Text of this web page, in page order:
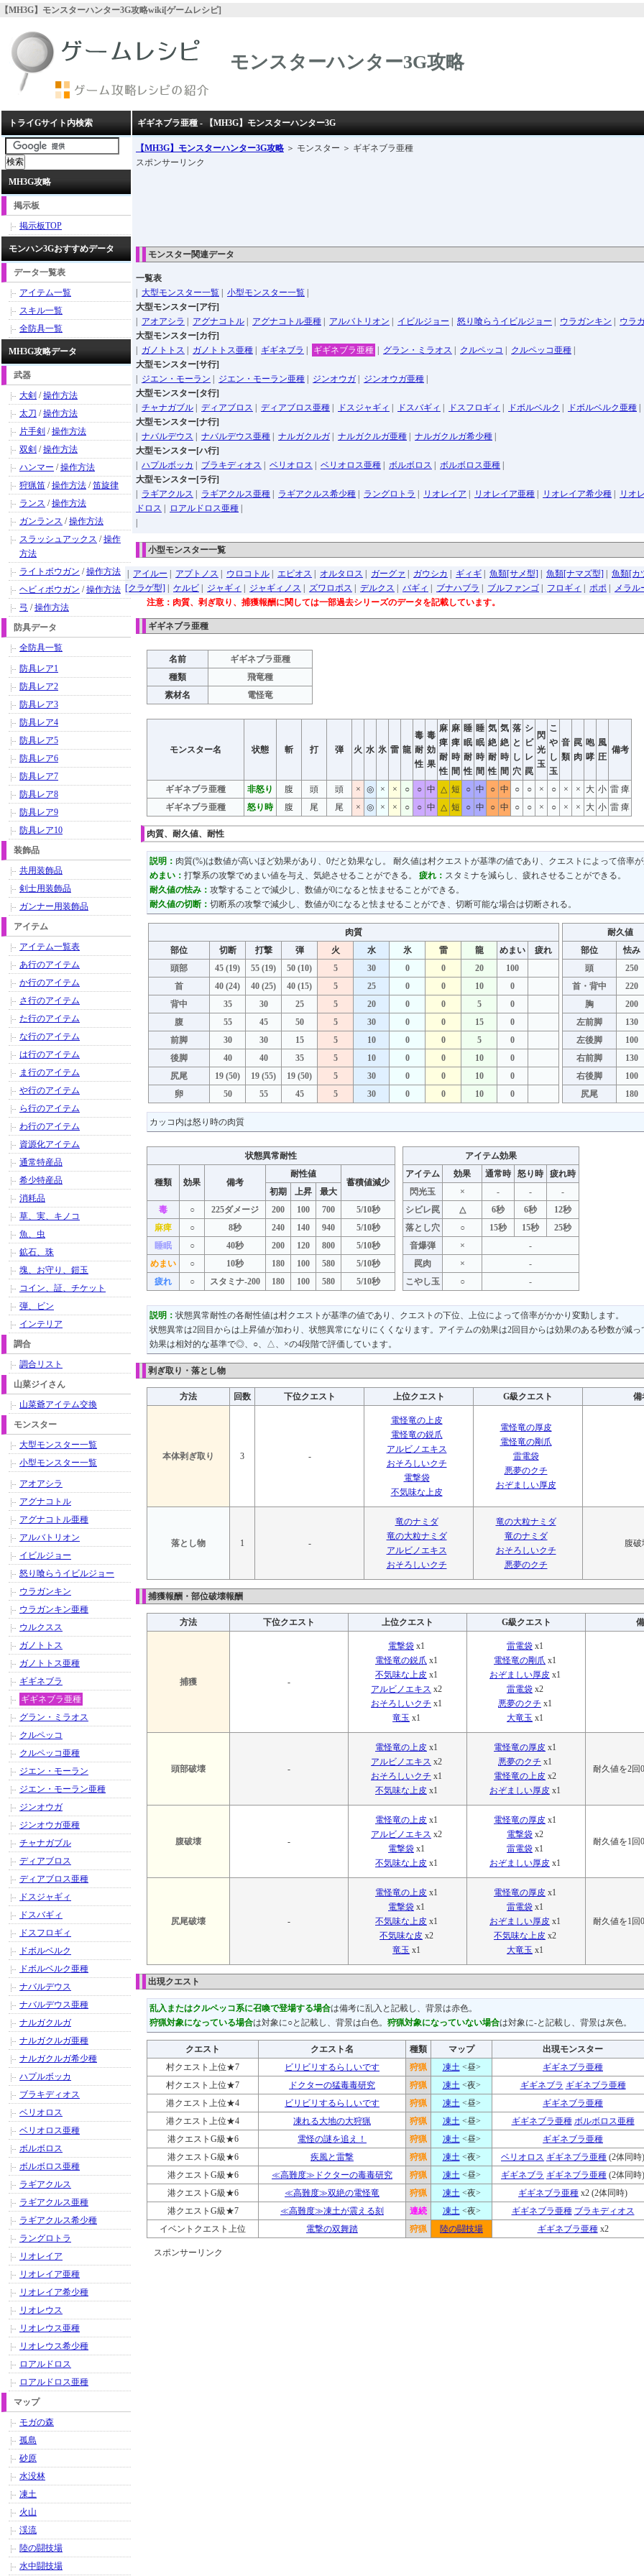
【MH3G】モンスターハンター3G攻略wiki[ゲームレシピ]
モンスターハンター3G攻略
ギギネブラ亜種 - 【MH3G】モンスターハンター3G
【MH3G】モンスターハンター3G攻略 ＞ モンスター ＞ ギギネブラ亜種
スポンサーリンク
モンスター関連データ
一覧表
大型モンスター一覧 小型モンスター一覧
大型モンスター[ア行]
アオアシラ アグナコトル アグナコトル亜種 アルバトリオン イビルジョー 怒り喰らうイビルジョー ウラガンキン ウラ
大型モンスター[カ行]
ガノトトス ガノトトス亜種 ギギネブラ ギギネブラ亜種 グラン・ミラオス クルペッコ クルペッコ亜種
大型モンスター[サ行]
ジエン・モーラン ジエン・モーラン亜種 ジンオウガ ジンオウガ亜種
大型モンスター[タ行]
チャナガブル ディアブロス ディアブロス亜種 ドスジャギィ ドスバギィ ドスフロギィ ドボルベルク ドボルベルク亜種
大型モンスター[ナ行]
ナバルデウス ナバルデウス亜種 ナルガクルガ ナルガクルガ亜種 ナルガクルガ希少種
大型モンスター[ハ行]
ハプルボッカ ブラキディオス ベリオロス ベリオロス亜種 ボルボロス ボルボロス亜種
大型モンスター[ラ行]
ラギアクルス ラギアクルス亜種 ラギアクルス希少種 ラングロトラ リオレイア リオレイア亜種 リオレイア希少種 リオ
ドロス
ロアルドロス亜種
小型モンスター一覧
アイルー アプトノス ウロコトル エピオス オルタロス ガーグァ ガウシカ ギィギ 魚類[サメ型] 魚類[ナマズ型] 魚類[カ
[クラゲ型]
ケルビ ジャギィ ジャギィノス ズワロポス デルクス バギィ ブナハブラ ブルファンゴ フロギィ ポポ メラル
注意：肉質、剥ぎ取り、捕獲報酬に関しては一部過去シリーズのデータを記載しています。
ギギネブラ亜種
名前
ギギネブラ亜種
種類
飛竜種
素材名
電怪竜
モンスター名 状態 斬 打 弾 火 水 氷 雷 龍
毒
耐
性
毒
効
果
麻
痺
耐
性
麻
痺
時
間
睡
眠
耐
性
睡
眠
時
間
気
絶
耐
性
気
絶
時
間
落
と
し
穴
シ
ビ
レ
罠
閃
光
玉
こ
や
し
玉
音
類
罠
肉
咆
哮
風
圧
備考
ギギネブラ亜種 非怒り 腹 頭 頭 × ◎ × × ○ ○ 中 △ 短 ○ 中 ○ 中 ○ ○ × ○ × × 大 小 雷 痺
ギギネブラ亜種
怒り時 腹 尾 尾 × ◎ × × ○ ○ 中 △ 短 ○ 中 ○ 中 ○ ○ × ○ × × 大 小 雷 痺
肉質、耐久値、耐性
説明： 肉質(%)は数値が高いほど効果があり、0だと効果なし。 耐久値は村クエストが基準の値であり、クエストによって倍率
めまい： 打撃系の攻撃でめまい値を与え、気絶させることができる。 疲れ： スタミナを減らし、疲れさせることができる。
耐久値の怯み： 攻撃することで減少し、数値が0になると怯ませることができる。
耐久値の切断： 切断系の攻撃で減少し、数値が0になると怯ませることができ、切断可能な場合は切断される。
肉質
部位
切断 打撃 弾 火 水 氷 雷 龍 めまい
疲れ
頭部
45 (19) 55 (19) 50 (10) 5 30 0 0 20
100
首
40 (24) 40 (25) 40 (15) 5 25 0 0 10
0
背中
35 30 25 5 20 0 0 5
0
腹
55 45 50 5 30 0 0 15
0
前脚
30 30 15 5 10 0 0 5
0
後脚
40 40 35 5 10 0 0 10
0
尻尾
19 (50) 19 (55) 19 (50) 5 30 0 0 10
0
卵
50 55 45 5 30 0 0 10 0
耐久値
部位
怯み
頭
250
首・背中
220
胸
200
左前脚
130
左後脚
100
右前脚
130
右後脚
100
尻尾
180
カッコ内は怒り時の肉質
状態異常耐性
種類 効果 備考
耐性値
蓄積値減少
初期
上昇
最大
毒
○ 225ダメージ 200 100 700
5/10秒
麻痺
○ 8秒 240 140 940
5/10秒
睡眠
○ 40秒 200 120 800
5/10秒
めまい
○ 10秒 180 100 580
5/10秒
疲れ
○ スタミナ-200 180 100 580 5/10秒
アイテム効果
アイテム
効果 通常時 怒り時
疲れ時
閃光玉
× - -
-
シビレ罠
△ 6秒 6秒
12秒
落とし穴
○ 15秒 15秒
25秒
音爆弾
×
-
罠肉
×
-
こやし玉
○ -
説明： 状態異常耐性の各耐性値は村クエストが基準の値であり、クエストの下位、上位によって倍率がかかり変動します。
状態異常は2回目からは上昇値が加わり、状態異常になりにくくなります。アイテムの効果は2回目からは効果のある秒数が減っ
効果は相対的な基準で◎、○、△、×の4段階で評価しています。
剥ぎ取り・落とし物
方法 回数 下位クエスト 上位クエスト G級クエスト 備
本体剥ぎ取り 3 -
電怪竜の上皮
電怪竜の鋭爪
アルビノエキス
おそろしいクチ
電撃袋
不気味な上皮
電怪竜の厚皮
電怪竜の剛爪
雷電袋
悪夢のクチ
おぞましい厚皮
落とし物 1 -
竜のナミダ
竜の大粒ナミダ
アルビノエキス
おそろしいクチ
竜の大粒ナミダ
竜のナミダ
おそろしいクチ
悪夢のクチ
腹
捕獲報酬・部位破壊報酬
方法 下位クエスト 上位クエスト G級クエスト
捕獲 -
電撃袋 x1
電怪竜の鋭爪 x1
不気味な上皮 x1
アルビノエキス x2
おそろしいクチ x1
竜玉 x1
雷電袋 x1
電怪竜の剛爪 x1
おぞましい厚皮 x1
雷電袋 x2
悪夢のクチ x1
大竜玉 x1
頭部破壊 -
電怪竜の上皮 x1
アルビノエキス x2
おそろしいクチ x1
不気味な上皮 x1
電怪竜の厚皮 x1
悪夢のクチ x1
電怪竜の上皮 x2
おぞましい厚皮 x1
耐久値を2回
腹破壊 -
電怪竜の上皮 x1
アルビノエキス x2
電撃袋 x1
不気味な上皮 x1
電怪竜の厚皮 x1
電撃袋 x2
雷電袋 x1
おぞましい厚皮 x1
耐久値を1回
尻尾破壊 -
電怪竜の上皮 x1
電撃袋 x1
不気味な上皮 x1
不気味な皮 x2
竜玉 x1
電怪竜の厚皮 x1
雷電袋 x1
おぞましい厚皮 x1
不気味な上皮 x2
大竜玉 x1
耐久値を1回
出現クエスト
乱入またはクルペッコ系に召喚で登場する場合は備考に乱入と記載し、背景は赤色。
狩猟対象になっている場合は対象に○と記載し、背景は白色。 狩猟対象になっていない場合は対象に-と記載し、背景は灰色。
クエスト クエスト名 種類 マップ 出現モンスター
村クエスト上位★7
ビリビリするらしいです 狩猟 凍土<昼> ギギネブラ亜種
村クエスト上位★7
ドクターの猛毒毒研究 狩猟 凍土<夜> ギギネブラ ギギネブラ亜種
港クエスト上位★4
ビリビリするらしいです 狩猟 凍土<昼> ギギネブラ亜種
港クエスト上位★4
凍れる大地の大狩猟 狩猟 凍土<昼> ギギネブラ亜種 ボルボロス亜種
港クエストG級★6
電怪の謎を追え！ 狩猟 凍土<昼> ギギネブラ亜種
港クエストG級★6
疾風と雷撃 狩猟 凍土<夜> ベリオロス ギギネブラ亜種 (2体同時)
港クエストG級★6
≪高難度≫ドクターの毒毒研究 狩猟 凍土<昼> ギギネブラ ギギネブラ亜種 (2体同時)
港クエストG級★6
≪高難度≫双絶の電怪竜 狩猟 凍土<夜> ギギネブラ亜種 x2 (2体同時)
港クエストG級★7
≪高難度≫凍土が震える刻 連続 凍土<夜> ギギネブラ亜種 ブラキディオス
イベントクエスト上位
電撃の双舞踏 狩猟 陸の闘技場 ギギネブラ亜種x2
スポンサーリンク
トライGサイト内検索
MH3G攻略
掲示板
掲示板TOP
モンハン3Gおすすめデータ
データ一覧表
アイテム一覧
スキル一覧
全防具一覧
MH3G攻略データ
武器
大剣 /操作方法
太刀 /操作方法
片手剣 /操作方法
双剣 /操作方法
ハンマー /操作方法
狩猟笛 /操作方法 /笛旋律
ランス /操作方法
ガンランス /操作方法
スラッシュアックス /操作
方法
ライトボウガン /操作方法
ヘビィボウガン /操作方法
弓 /操作方法
防具データ
全防具一覧
防具レア1
防具レア2
防具レア3
防具レア4
防具レア5
防具レア6
防具レア7
防具レア8
防具レア9
防具レア10
装飾品
共用装飾品
剣士用装飾品
ガンナー用装飾品
アイテム
アイテム一覧表
あ行のアイテム
か行のアイテム
さ行のアイテム
た行のアイテム
な行のアイテム
は行のアイテム
ま行のアイテム
や行のアイテム
ら行のアイテム
わ行のアイテム
資源化アイテム
通常特産品
希少特産品
消耗品
草、実、キノコ
魚、虫
鉱石、珠
塊、お守り、鎧玉
コイン、証、チケット
弾、ビン
インテリア
調合
調合リスト
山菜ジイさん
山菜爺アイテム交換
モンスター
大型モンスター一覧
小型モンスター一覧
アオアシラ
アグナコトル
アグナコトル亜種
アルバトリオン
イビルジョー
怒り喰らうイビルジョー
ウラガンキン
ウラガンキン亜種
ウルクスス
ガノトトス
ガノトトス亜種
ギギネブラ
ギギネブラ亜種
グラン・ミラオス
クルペッコ
クルペッコ亜種
ジエン・モーラン
ジエン・モーラン亜種
ジンオウガ
ジンオウガ亜種
チャナガブル
ディアブロス
ディアブロス亜種
ドスジャギィ
ドスバギィ
ドスフロギィ
ドボルベルク
ドボルベルク亜種
ナバルデウス
ナバルデウス亜種
ナルガクルガ
ナルガクルガ亜種
ナルガクルガ希少種
ハプルボッカ
ブラキディオス
ベリオロス
ベリオロス亜種
ボルボロス
ボルボロス亜種
ラギアクルス
ラギアクルス亜種
ラギアクルス希少種
ラングロトラ
リオレイア
リオレイア亜種
リオレイア希少種
リオレウス
リオレウス亜種
リオレウス希少種
ロアルドロス
ロアルドロス亜種
マップ
モガの森
孤島
砂原
水没林
凍土
火山
渓流
陸の闘技場
水中闘技場